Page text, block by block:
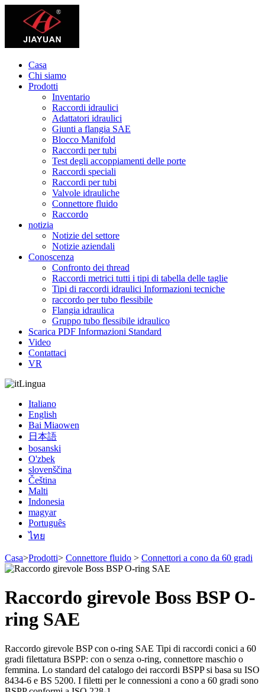
Casa
Chi siamo
Prodotti
Inventario
Raccordi idraulici
Adattatori idraulici
Giunti a flangia SAE
Blocco Manifold
Raccordi per tubi
Test degli accoppiamenti delle porte
Raccordi speciali
Raccordi per tubi
Valvole idrauliche
Connettore fluido
Raccordo
notizia
Notizie del settore
Notizie aziendali
Conoscenza
Confronto dei thread
Raccordi metrici tutti i tipi di tabella delle taglie
Tipi di raccordi idraulici Informazioni tecniche
raccordo per tubo flessibile
Flangia idraulica
Gruppo tubo flessibile idraulico
Scarica PDF Informazioni Standard
Video
Contattaci
VR
Lingua
Italiano
English
Bai Miaowen
日本語
bosanski
O'zbek
slovenščina
Čeština
Malti
Indonesia
magyar
Português
ไทย
Casa>Prodotti> Connettore fluido > Connettori a cono da 60 gradi
Raccordo girevole Boss BSP O-
ring SAE
Raccordo girevole BSP con o-ring SAE Tipi di raccordi conici a 60
gradi filettatura BSPP: con o senza o-ring, connettore maschio o
femmina. Lo standard del catalogo dei raccordi BSPP si basa su ISO
8434-6 e BS 5200. I filetti per le connessioni a cono a 60 gradi sono